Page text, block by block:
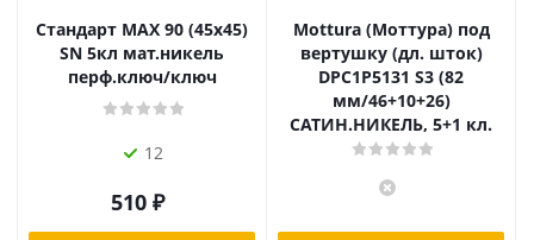
Стандарт MAX 90 (45х45)
SN 5кл мат.никель
перф.ключ/ключ
12
510 ₽
Mottura (Моттура) под
вертушку (дл. шток)
DPC1P5131 S3 (82
мм/46+10+26)
САТИН.НИКЕЛЬ, 5+1 кл.